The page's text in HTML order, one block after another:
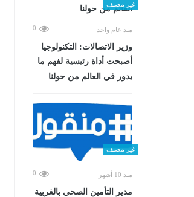
غير مصنف
منذ عام واحد 0
وزير الاتصالات: التكنولوجيا
أصبحت أداة رئيسية لفهم ما
يدور في العالم من حولنا
غير مصنف
منذ 10 أشهر 0
مدير التأمين الصحي بالغربية